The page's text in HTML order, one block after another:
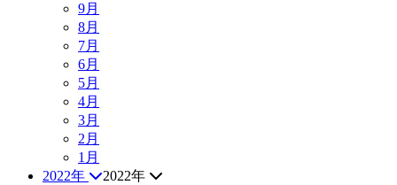
9月
8月
7月
6月
5月
4月
3月
2月
1月
2022年
2022年